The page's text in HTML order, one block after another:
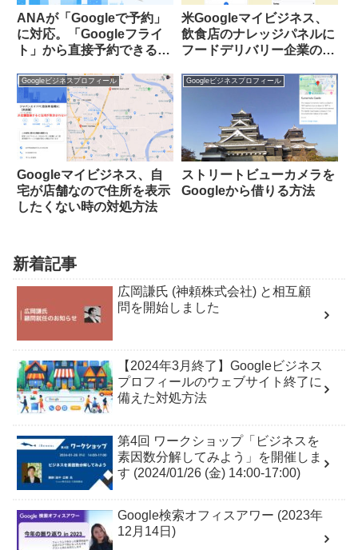
ANAが「Googleで予約」
に対応。「Googleフライ
ト」から直接予約できるよ
米Googleマイビジネス、
飲食店のナレッジパネルに
フードデリバリー企業の広
Googleビジネスプロフィール
Googleマイビジネス、自
宅が店舗なので住所を表示
したくない時の対処方法
Googleビジネスプロフィール
ストリートビューカメラを
Googleから借りる方法
新着記事
広岡謙氏 (神頼株式会社) と相互顧
問を開始しました
【2024年3月終了】Googleビジネス
プロフィールのウェブサイト終了に
備えた対処方法
第4回 ワークショップ「ビジネスを
素因数分解してみよう」を開催しま
す (2024/01/26 (金) 14:00-17:00)
Google検索オフィスアワー (2023年
12月14日)